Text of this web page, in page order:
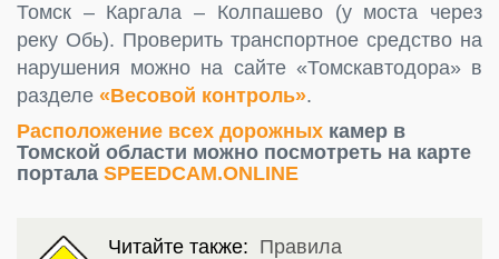
Томск – Каргала – Колпашево (у моста через
реку Обь). Проверить транспортное средство на
нарушения можно на сайте «Томскавтодора» в
разделе «Весовой контроль».
Расположение всех дорожных камер в
Томской области можно посмотреть на карте
портала SPEEDCAM.ONLINE
Читайте также: Правила